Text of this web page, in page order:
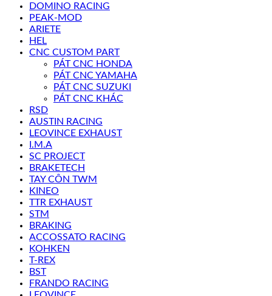
DOMINO RACING
PEAK-MOD
ARIETE
HEL
CNC CUSTOM PART
PÁT CNC HONDA
PÁT CNC YAMAHA
PÁT CNC SUZUKI
PÁT CNC KHÁC
RSD
AUSTIN RACING
LEOVINCE EXHAUST
I.M.A
SC PROJECT
BRAKETECH
TAY CÔN TWM
KINEO
TTR EXHAUST
STM
BRAKING
ACCOSSATO RACING
KOHKEN
T-REX
BST
FRANDO RACING